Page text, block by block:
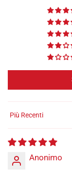
Sort by
Anonimo